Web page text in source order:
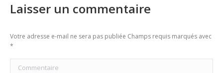
Laisser un commentaire
Votre adresse e-mail ne sera pas publiée Champs requis marqués avec
*
Commentaire